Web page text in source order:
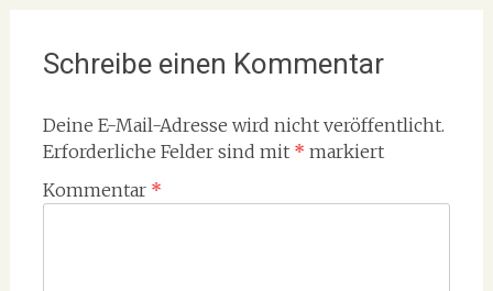
Schreibe einen Kommentar
Deine E-Mail-Adresse wird nicht veröffentlicht.
Erforderliche Felder sind mit * markiert
Kommentar *